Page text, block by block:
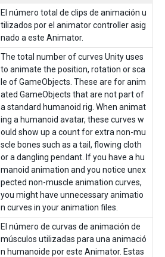
El número total de clips de animación u
tilizados por el animator controller asig
nado a este Animator.
The total number of curves Unity uses
to animate the position, rotation or sca
le of GameObjects. These are for anim
ated GameObjects that are not part of
a standard humanoid rig. When animat
ing a humanoid avatar, these curves w
ould show up a count for extra non-mu
scle bones such as a tail, flowing cloth
or a dangling pendant. If you have a hu
manoid animation and you notice unex
pected non-muscle animation curves,
you might have unnecessary animatio
n curves in your animation files.
El número de curvas de animación de
músculos utilizadas para una animació
n humanoide por este Animator. Estas